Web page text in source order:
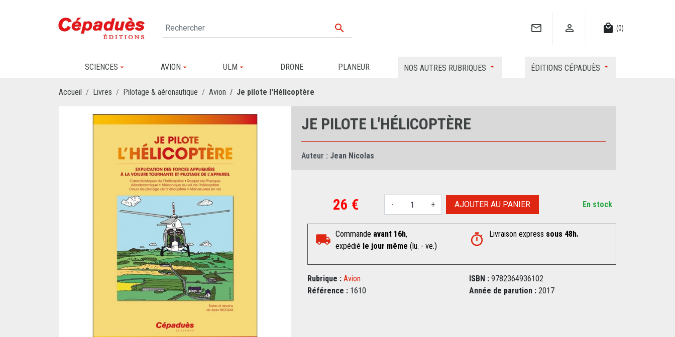
   local_mall (0)
SCIENCES AVION ULM DRONE PLANEUR NOS AUTRES RUBRIQUES ÉDITIONS CÉPADUÈS
Accueil Livres Pilotage & aéronautique Avion Je pilote l'Hélicoptère
JE PILOTE L'HÉLICOPTÈRE
Auteur : Jean Nicolas
26 € - + AJOUTER AU PANIER En stock
Commande avant 16h,
expédié le jour même (lu. - ve.)
Livraison express sous 48h.
Rubrique : Avion ISBN : 9782364936102
Référence :1610 Année de parution : 2017